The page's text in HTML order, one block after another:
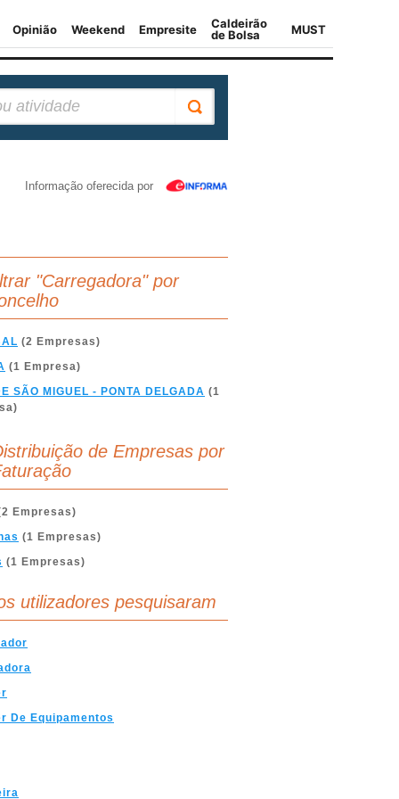
Informação oferecida por
"Carregadora" por
(2 Empresas)
(1 Empresa)
SÃO MIGUEL - PONTA DELGADA (1
de Empresas por
Empresas)
(1 Empresas)
(1 Empresas)
utilizadores pesquisaram
De Equipamentos